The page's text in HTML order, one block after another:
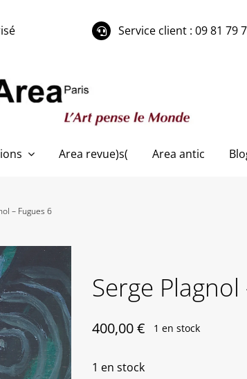
Service client : 09 81 79
Area revue)s( Area antic
– Fugues 6
Serge
400,00€ 1 en stock
1 en stock